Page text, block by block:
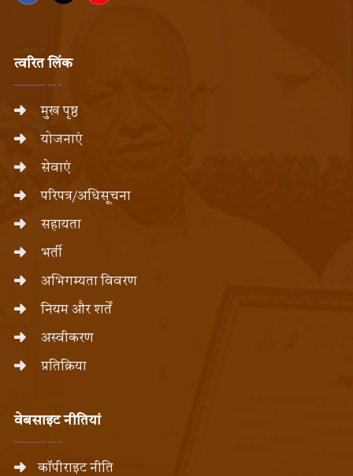
त्वरित लिंक
मुख पृष्ठ
योजनाएं
सेवाएं
परिपत्र/अधिसूचना
सहायता
भर्ती
अभिगम्यता विवरण
नियम और शर्तें
अस्वीकरण
प्रतिक्रिया
वेबसाइट नीतियां
कॉपीराइट नीति